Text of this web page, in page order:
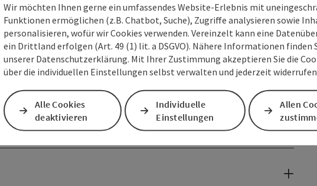
Wir möchten Ihnen gerne ein umfassendes Website-Erlebnis mit
Funktionen ermöglichen (z.B. Chatbot, Suche), Zugriffe analysieren sowie
personalisieren, wofür wir Cookies verwenden. Vereinzelt kann eine
ein Drittland erfolgen (Art. 49 (1) lit. a DSGVO). Nähere Informationen finden
unserer Datenschutzerklärung. Mit Ihrer Zustimmung akzeptieren Sie die
über die individuellen Einstellungen selbst verwalten und jederzeit
Alle Cookies
deaktivieren
Individuelle
Einstellungen
Allen